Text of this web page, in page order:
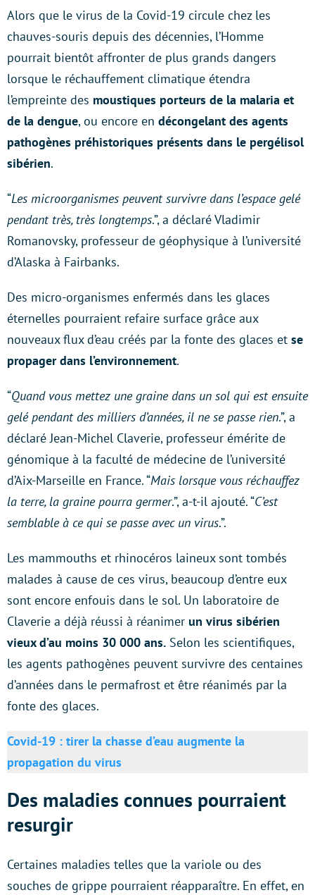
Alors que le virus de la Covid-19 circule chez les
chauves-souris depuis des décennies, l’Homme
pourrait bientôt affronter de plus grands dangers
lorsque le réchauffement climatique étendra
l’empreinte des moustiques porteurs de la malaria et
de la dengue, ou encore en décongelant des agents
pathogènes préhistoriques présents dans le pergélisol
sibérien.
“Les microorganismes peuvent survivre dans l’espace gelé
pendant très, très longtemps.”, a déclaré Vladimir
Romanovsky, professeur de géophysique à l’université
d’Alaska à Fairbanks.
Des micro-organismes enfermés dans les glaces
éternelles pourraient refaire surface grâce aux
nouveaux flux d’eau créés par la fonte des glaces et se
propager dans l’environnement.
“Quand vous mettez une graine dans un sol qui est ensuite
gelé pendant des milliers d’années, il ne se passe rien.”, a
déclaré Jean-Michel Claverie, professeur émérite de
génomique à la faculté de médecine de l’université
d’Aix-Marseille en France. “Mais lorsque vous réchauffez
la terre, la graine pourra germer.”, a-t-il ajouté. “C’est
semblable à ce qui se passe avec un virus.”.
Les mammouths et rhinocéros laineux sont tombés
malades à cause de ces virus, beaucoup d’entre eux
sont encore enfouis dans le sol. Un laboratoire de
Claverie a déjà réussi à réanimer un virus sibérien
vieux d’au moins 30 000 ans. Selon les scientifiques,
les agents pathogènes peuvent survivre des centaines
d’années dans le permafrost et être réanimés par la
fonte des glaces.
Covid-19 : tirer la chasse d’eau augmente la
propagation du virus
Des maladies connues pourraient
resurgir
Certaines maladies telles que la variole ou des
souches de grippe pourraient réapparaître. En effet, en